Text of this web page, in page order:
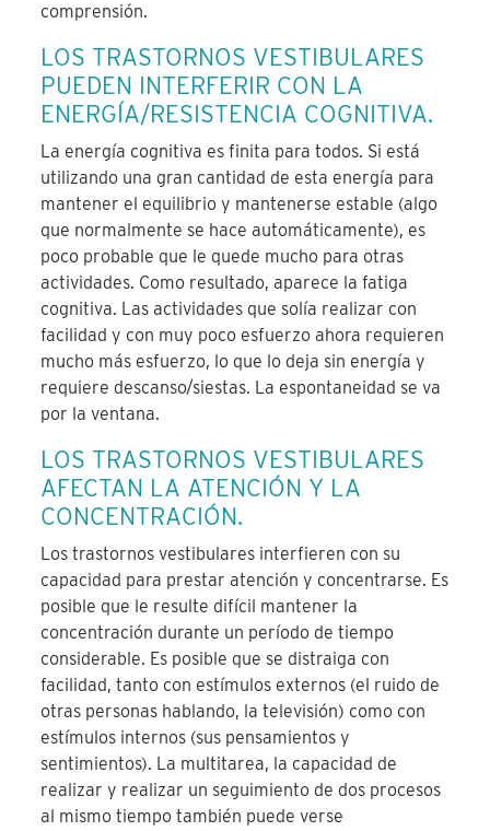
comprensión.
LOS TRASTORNOS VESTIBULARES
PUEDEN INTERFERIR CON LA
ENERGÍA/RESISTENCIA COGNITIVA.
La energía cognitiva es finita para todos. Si está
utilizando una gran cantidad de esta energía para
mantener el equilibrio y mantenerse estable (algo
que normalmente se hace automáticamente), es
poco probable que le quede mucho para otras
actividades. Como resultado, aparece la fatiga
cognitiva. Las actividades que solía realizar con
facilidad y con muy poco esfuerzo ahora requieren
mucho más esfuerzo, lo que lo deja sin energía y
requiere descanso/siestas. La espontaneidad se va
por la ventana.
LOS TRASTORNOS VESTIBULARES
AFECTAN LA ATENCIÓN Y LA
CONCENTRACIÓN.
Los trastornos vestibulares interfieren con su
capacidad para prestar atención y concentrarse. Es
posible que le resulte difícil mantener la
concentración durante un período de tiempo
considerable. Es posible que se distraiga con
facilidad, tanto con estímulos externos (el ruido de
otras personas hablando, la televisión) como con
estímulos internos (sus pensamientos y
sentimientos). La multitarea, la capacidad de
realizar y realizar un seguimiento de dos procesos
al mismo tiempo también puede verse